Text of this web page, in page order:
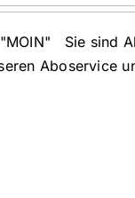
Sie sind
Aboservice